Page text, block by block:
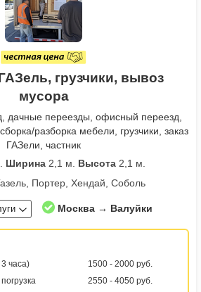
грузчики, вывоз
мусора
дачные переезды, офисный переезд,
разборка мебели, грузчики, заказ
ГАЗели, частник
Ширина2,1 м. Высота2,1 м.
Портер, Хендай, Соболь
Москва → Валуйки
часа)
1500 - 2000 руб.
2550 - 4050 руб.